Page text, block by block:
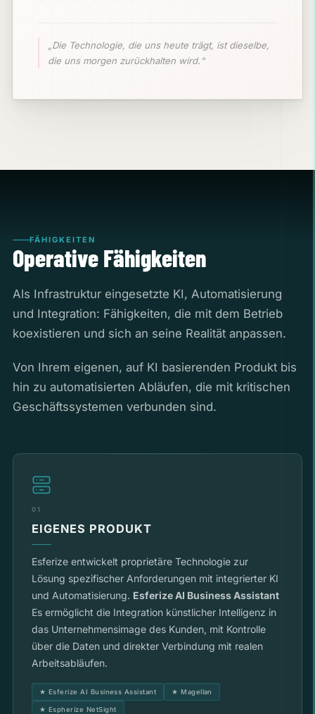
„Die Technologie, die uns heute trägt, ist dieselbe,
die uns morgen zurückhalten wird.“
FÄHIGKEITEN
Operative Fähigkeiten
Als Infrastruktur eingesetzte KI, Automatisierung
und Integration: Fähigkeiten, die mit dem Betrieb
koexistieren und sich an seine Realität anpassen.
Von Ihrem eigenen, auf KI basierenden Produkt bis
hin zu automatisierten Abläufen, die mit kritischen
Geschäftssystemen verbunden sind.
01
EIGENES PRODUKT
Esferize entwickelt proprietäre Technologie zur
Lösung spezifischer Anforderungen mit integrierter KI
und Automatisierung. Esferize AI Business Assistant
Es ermöglicht die Integration künstlicher Intelligenz in
das Unternehmensimage des Kunden, mit Kontrolle
über die Daten und direkter Verbindung mit realen
Arbeitsabläufen.
★ Esferize AI Business Assistant ★ Magellan
★ Espherize NetSight